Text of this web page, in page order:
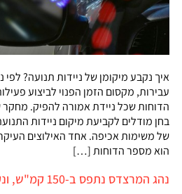
איך נקבע מיקומן של ניידות תנועה? לפי
עבירות, מקסום הזמן הפנוי לביצוע
הדוחות שכל ניידת אמורה להפיק.
בחן מודלים לקביעת מיקום ניידות
של משימות אכיפה. אחד האילוצים
הוא מספר הדוחות […]
נהג המרצדס נתפס ב-150 קמ"ש, ונקנס ב-8,000 שקלים